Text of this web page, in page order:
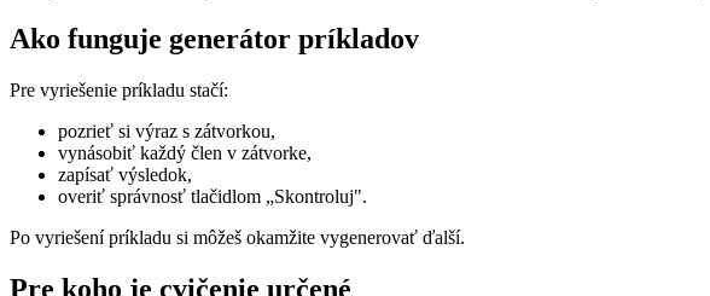
Ako funguje generátor príkladov
Pre vyriešenie príkladu stačí:
pozrieť si výraz s zátvorkou,
vynásobiť každý člen v zátvorke,
zapísať výsledok,
overiť správnosť tlačidlom „Skontroluj".
Po vyriešení príkladu si môžeš okamžite vygenerovať ďalší.
Pre koho je cvičenie určené